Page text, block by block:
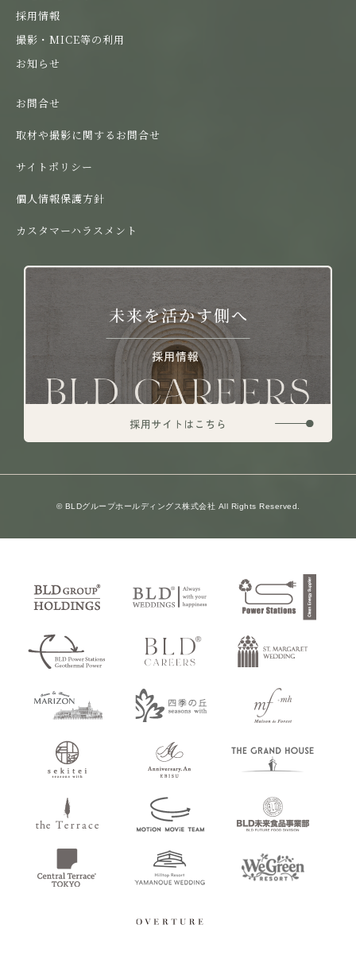
採用情報
撮影・MICE等の利用
お知らせ
お問合せ
取材や撮影に関するお問合せ
サイトポリシー
個人情報保護方針
カスタマーハラスメント
© BLDグループホールディングス株式会社 All Rights Reserved.